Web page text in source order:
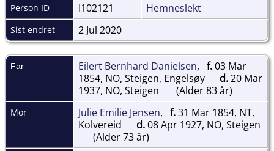
Person ID I102121 Hemneslekt
Sist endret 2 Jul 2020
Far Eilert Bernhard Danielsen, f.03 Mar
1854, NO, Steigen, Engelsøy
d.20 Mar
1937, NO, Steigen
(Alder 83 år)
Mor Julie Emilie Jensen, f.31 Mar 1854, NT,
Kolvereid
d.08 Apr 1927, NO, Steigen
(Alder 73 år)